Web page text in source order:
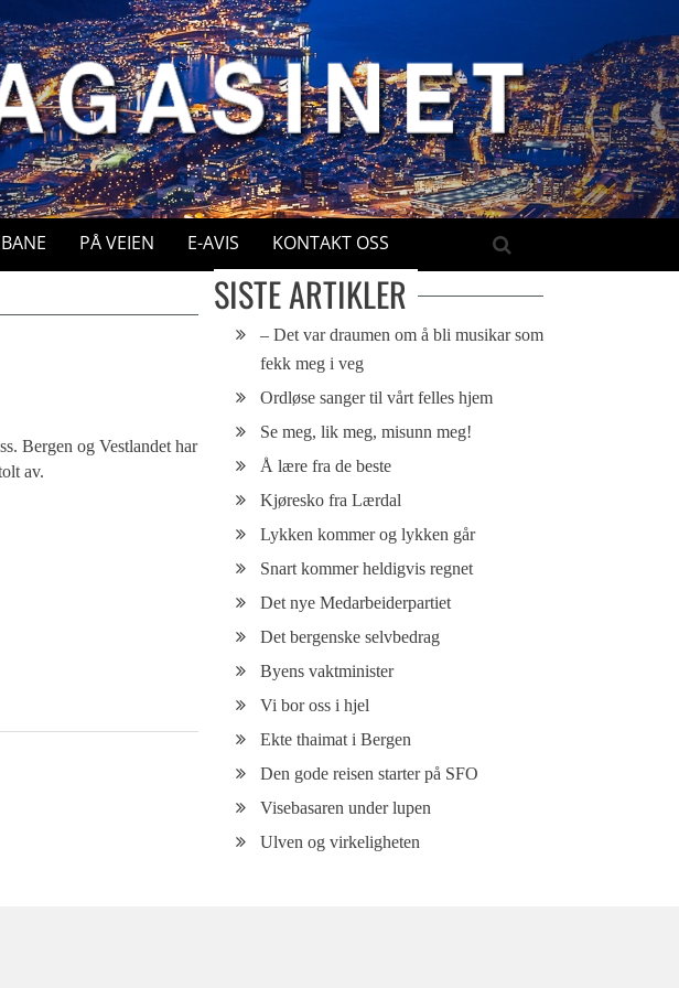
PÅ VEIEN E-AVIS KONTAKT OSS
Bergen og Vestlandet har
av.
SISTE ARTIKLER
– Det var draumen om å bli musikar som
fekk meg i veg
Ordløse sanger til vårt felles hjem
Se meg, lik meg, misunn meg!
Å lære fra de beste
Kjøresko fra Lærdal
Lykken kommer og lykken går
Snart kommer heldigvis regnet
Det nye Medarbeiderpartiet
Det bergenske selvbedrag
Byens vaktminister
Vi bor oss i hjel
Ekte thaimat i Bergen
Den gode reisen starter på SFO
Visebasaren under lupen
Ulven og virkeligheten